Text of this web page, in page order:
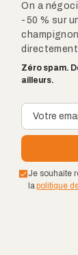
On a
-50 % sur
Zéro spam.
ailleurs.
Je souhaite
la politique